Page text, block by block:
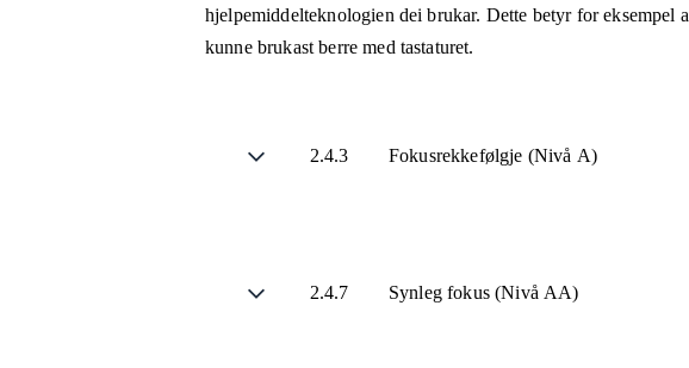
hjelpemiddelteknologien dei brukar. Dette betyr for
kunne brukast berre med tastaturet.
2.4.3 Fokusrekkefølgje (Nivå A)
2.4.7 Synleg fokus (Nivå AA)